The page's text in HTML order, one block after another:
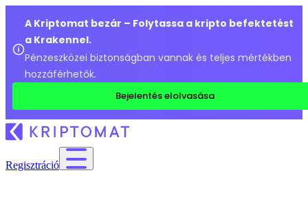
A Kriptomat bezár – Folytassa a kripto befektetést
a Krakennel.
Pénzeszközei biztonságban vannak és teljes mértékben
hozzáférhetők.
Bejelentés elolvasása
Regisztráció